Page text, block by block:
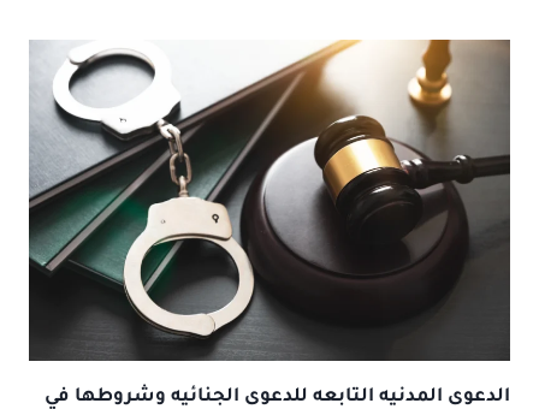
الدعوى المدنيه التابعه للدعوى الجنائيه وشروطها في